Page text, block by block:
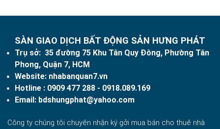
SÀN GIAO DỊCH BẤT ĐỘNG SẢN HƯNG PHÁT
Trụ sở: 35 đường 75 Khu Tân Quy Đông, Phường Tân
Phong, Quận 7, HCM
Website: nhabanquan7.vn
Hotline : 0909 477 288 - 0918.089.169
Email: bdshungphat@yahoo.com
Công ty chúng tôi chuyên nhận ký gởi mua bán cho thuê nhà